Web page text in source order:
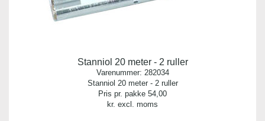
Stanniol 20 meter - 2 ruller
Varenummer: 282034
Stanniol 20 meter - 2 ruller
Pris pr. pakke 54,00
kr. excl. moms